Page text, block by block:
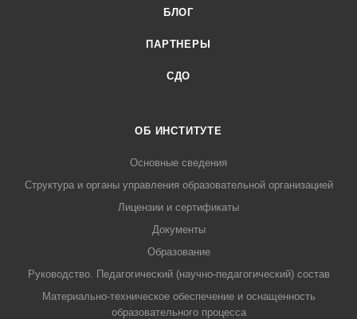
БЛОГ
ПАРТНЕРЫ
СДО
ОБ ИНСТИТУТЕ
Основные сведения
Структура и органы управления образовательной организацией
Лицензии и сертификаты
Документы
Образование
Руководство. Педагогический (научно-педагогический) состав
Материально-техническое обеспечение и оснащенность
образовательного процесса